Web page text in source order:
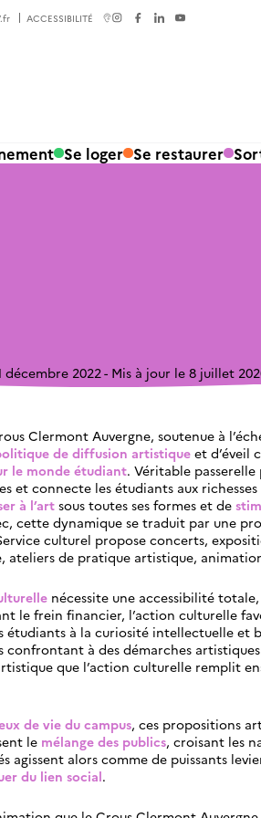
ACCESSIBILITÉ
Se loger Se restaurer
décembre 2022 Mis à jour le 8 juillet
Clermont Auvergne, soutenue à
de diffusion artistiqueet d’éveil
le monde étudiant. Véritable passerelle
et connecte les étudiants aux
à l’art sous toutes ses formes et de
cette dynamique se traduit par une
culturel propose concerts,
ateliers de pratique artistique,
nécessite une accessibilité
le frein financier, l’action culturelle
à la curiosité intellectuelle et
à des démarches artistiques
que l’action culturelle remplit
de vie du campus, ces propositions
le mélange des publics, croisant les
agissent alors comme de puissants
du lien social.